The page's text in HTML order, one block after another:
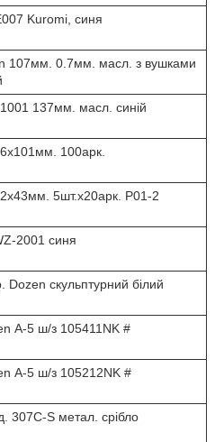
Kuromi, синя
107мм. 0.7мм. масл. з вушками
137мм. масл. синій
100арк.
5шт.х20арк. P01-2
2001 синя
Dozen скульптурний білий
А-5 ш/з 105411NK #
А-5 ш/з 105212NK #
307С-S метал. срібло